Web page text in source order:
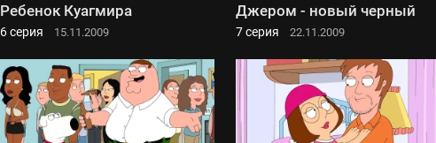
Ребенок Куагмира
6 серия 15.11.2009
Джером - новый черный
7 серия 22.11.2009